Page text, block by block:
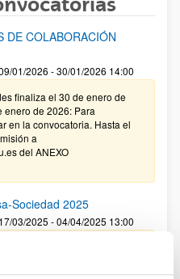
DE COLABORACIÓN
01/2026 - 30/01/2026 14:00
finaliza el 30 de enero de
enero de 2026: Para
en la convocatoria. Hasta el
a
del ANEXO
Sociedad 2025
03/2025 - 04/04/2025 13:00